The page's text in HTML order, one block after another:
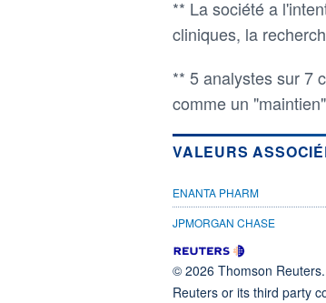
** La société a
cliniques, la
** 5 analystes sur 7
comme un
VALEURS
ENANTA PHARM
JPMORGAN CHASE
© 2026 Thomson
Reuters or its third party